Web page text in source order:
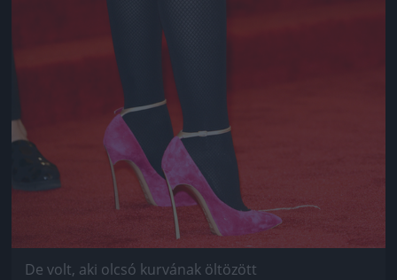
De volt, aki olcsó kurvának öltözött